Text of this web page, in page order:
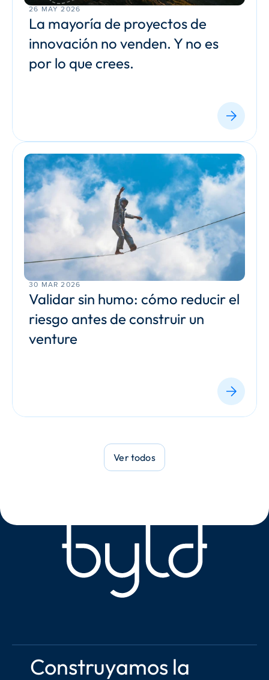
26 MAY 2026
La mayoría de proyectos de
innovación no venden. Y no es
por lo que crees.
30 MAR 2026
Validar sin humo: cómo reducir el
riesgo antes de construir un
venture
Ver todos
Construyamos la